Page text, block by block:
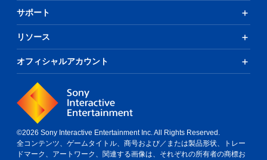
サポート
リソース
オフィシャルアカウント
©2026 Sony Interactive Entertainment Inc. All Rights Reserved.
全コンテンツ、ゲームタイトル、商号および／または製品形状、トレー
ドマーク、アートワーク、関連する画像は、それぞれの所有者の商標お